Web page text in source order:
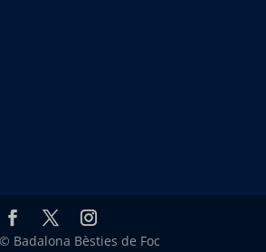
Badalona Bèsties de Foc